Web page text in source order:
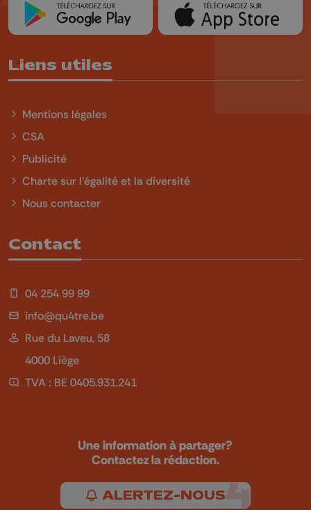
Liens utiles
Mentions légales
CSA
Publicité
Charte sur l'égalité et la diversité
Nous contacter
Contact
04 254 99 99
info@qu4tre.be
Rue du Laveu, 58
4000 Liège
TVA : BE 0405.931.241
Une information à partager?
Contactez la rédaction.
ALERTEZ-NOUS